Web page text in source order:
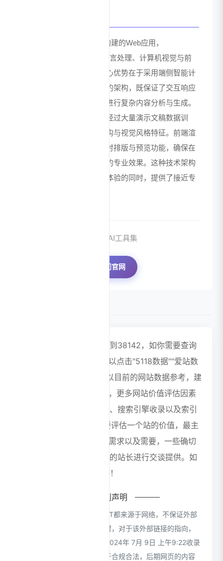
作为基于JavaScript技术构建的Web应用，
ChatPPT_AI融合了自然语言处理、计算机视觉与前
端渲染等多项技术。其核心优势在于采用端侧智能计
算与云端数据处理相结合的架构，既保证了交互响应
速度，又能利用云端资源进行复杂内容分析与生成。
系统内置的深度学习模型经过大量演示文稿数据训
练，能够精准识别内容结构与视觉风格特征。前端渲
染引擎则实现了高效的实时排版与预览功能，确保在
不同设备上都能呈现一致的专业效果。这种技术架构
使工具在保持轻量级用户体验的同时，提供了接近专
来源：AI工具集
访问官网
ChatPPT浏览人数已经达到38142，如你需要查询
该站的相关权重信息，可以点击"5118数据""爱站数
据""Chinaz数据"进入； 以目前的网站数据参考，建
议大家请以爱站数据为准，更多网站价值评估因素
如：ChatPPT的访问速度、搜索引擎收录以及索引
量、用户体验等； 当然要评估一个站的价值，最主
要还是需要根据您自身的需求以及需要，一些确切
的数据则需要找ChatPPT的站长进行交谈提供。如
该站的IP、PV、跳出率等！
特别声明
本站CloudsAI提供的ChatPPT都来源于网络，不保证外部
链接的准确性和完整性，同时，对于该外部链接的指向，
不由CloudsAI实际控制，在2024年 7月 9日 上午9:22收录
时，该网页上的内容，都属于合规合法，后期网页的内容